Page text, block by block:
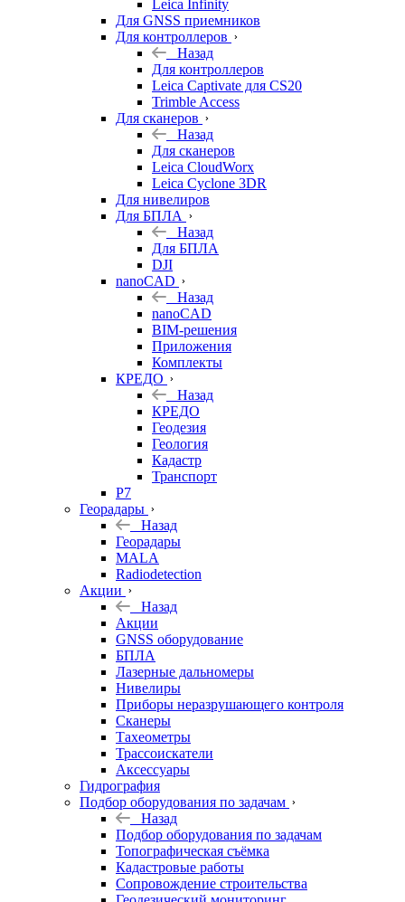
Leica Infinity
Для GNSS приемников
Для контроллеров
Назад
Для контроллеров
Leica Captivate для CS20
Trimble Access
Для сканеров
Назад
Для сканеров
Leica CloudWorx
Leica Cyclone 3DR
Для нивелиров
Для БПЛА
Назад
Для БПЛА
DJI
nanoCAD
Назад
nanoCAD
BIM-решения
Приложения
Комплекты
КРЕДО
Назад
КРЕДО
Геодезия
Геология
Кадастр
Транспорт
Р7
Георадары
Назад
Георадары
MALA
Radiodetection
Акции
Назад
Акции
GNSS оборудование
БПЛА
Лазерные дальномеры
Нивелиры
Приборы неразрушающего контроля
Сканеры
Тахеометры
Трассоискатели
Аксессуары
Гидрография
Подбор оборудования по задачам
Назад
Подбор оборудования по задачам
Топографическая съёмка
Кадастровые работы
Сопровождение строительства